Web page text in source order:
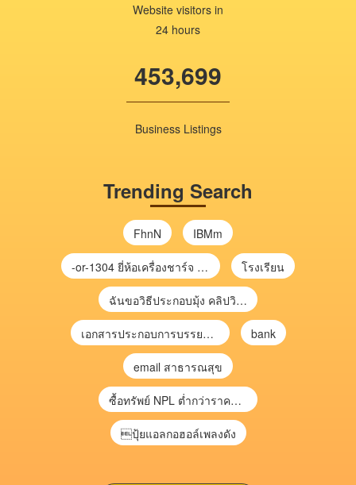
Website visitors in
24 hours
453,699
Business Listings
Trending Search
FhnN IBMm
-or-1304 ยี่ห้อเครื่องชาร์จ chargecore โรงเรียน
ฉันขอวิธีประกอบมุ้ง คลิปวิดีโอ การประกอบมุ้ง
เอกสารประกอบการบรรยาย การประเมินความเสี่ยงเพื่อวางแผนการตรวจสอบ \ bank
email สาธารณสุข
ซื้อทรัพย์ NPL ต่ำกว่าราคาตลาด 30-70% แบบไม่ต้องไปประมูล”
ปุ้ยแอลกอฮอล์เพลงดัง